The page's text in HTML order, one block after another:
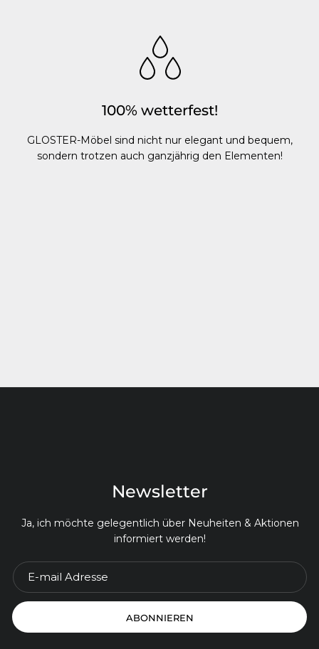
100% wetterfest!
GLOSTER-Möbel sind nicht nur elegant und bequem,
sondern trotzen auch ganzjährig den Elementen!
Newsletter
Ja, ich möchte gelegentlich über Neuheiten & Aktionen
informiert werden!
ABONNIEREN